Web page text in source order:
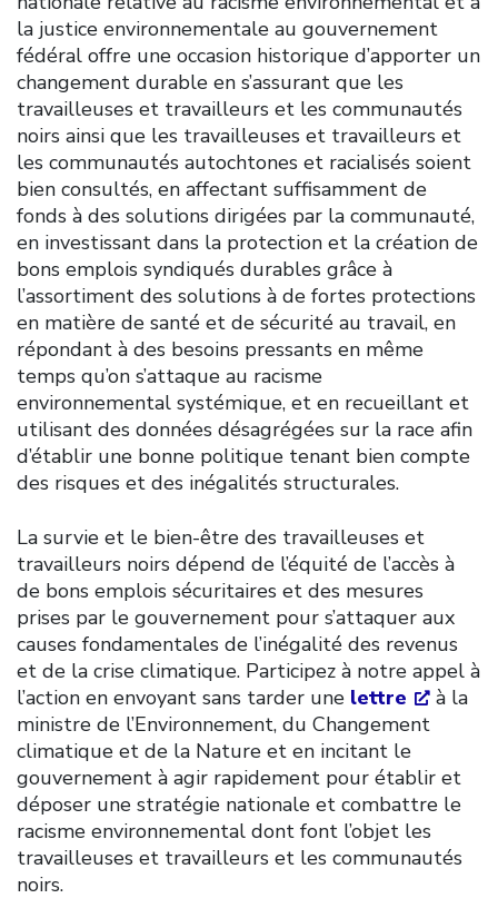
la justice environnementale au gouvernement
fédéral offre une occasion historique d’apporter un
changement durable en s’assurant que les
travailleuses et travailleurs et les communautés
noirs ainsi que les travailleuses et travailleurs et
les communautés autochtones et racialisés soient
bien consultés, en affectant suffisamment de
fonds à des solutions dirigées par la communauté,
en investissant dans la protection et la création de
bons emplois syndiqués durables grâce à
l’assortiment des solutions à de fortes protections
en matière de santé et de sécurité au travail, en
répondant à des besoins pressants en même
temps qu’on s’attaque au racisme
environnemental systémique, et en recueillant et
utilisant des données désagrégées sur la race afin
d’établir une bonne politique tenant bien compte
des risques et des inégalités structurales.
La survie et le bien-être des travailleuses et
travailleurs noirs dépend de l’équité de l’accès à
de bons emplois sécuritaires et des mesures
prises par le gouvernement pour s’attaquer aux
causes fondamentales de l’inégalité des revenus
et de la crise climatique. Participez à notre appel à
l’action en envoyant sans tarder une lettre
à la
ministre de l’Environnement, du Changement
climatique et de la Nature et en incitant le
gouvernement à agir rapidement pour établir et
déposer une stratégie nationale et combattre le
racisme environnemental dont font l’objet les
travailleuses et travailleurs et les communautés
noirs.